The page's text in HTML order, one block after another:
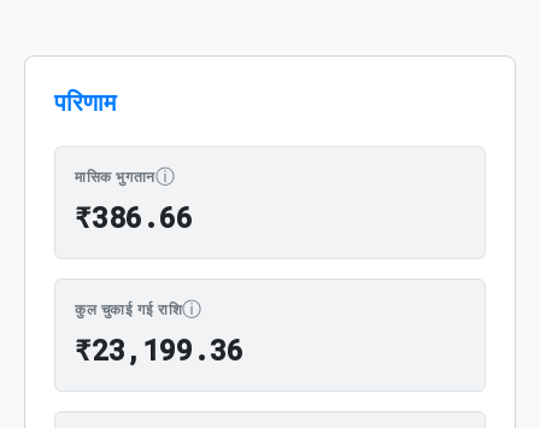
परिणाम
मासिक भुगतानⓘ
₹386.66
कुल चुकाई गई राशिⓘ
₹23, 199.36